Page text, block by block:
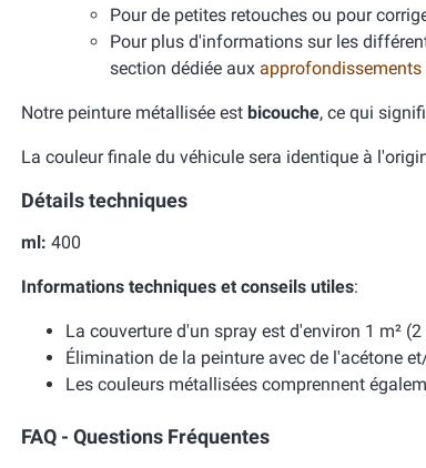
Pour de petites retouches ou pour
Pour plus d'informations sur les
section dédiée aux approfondissements
Notre peinture métallisée est bicouche, ce qui
La couleur finale du véhicule sera identique à
Détails techniques
ml: 400
Informations techniques et conseils utiles:
La couverture d'un spray est d'environ 1 m²
Élimination de la peinture avec de l'acétone
Les couleurs métallisées comprennent
FAQ - Questions Fréquentes